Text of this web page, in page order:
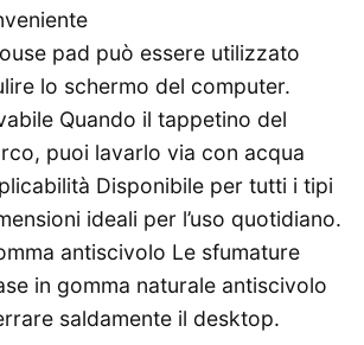
pad può essere utilizzato
lo schermo del computer.
Quando il tappetino del
puoi lavarlo via con acqua
Disponibile per tutti i tipi
ideali per l’uso quotidiano.
antiscivolo Le sfumature
in gomma naturale antiscivolo
saldamente il desktop.